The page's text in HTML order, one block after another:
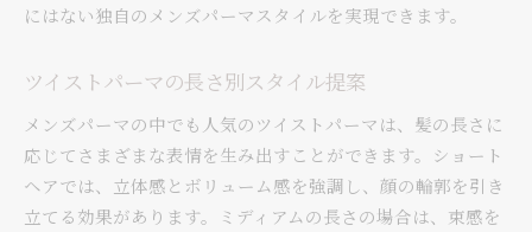
にはない独自のメンズパーマスタイルを実現できます。
ツイストパーマの長さ別スタイル提案
メンズパーマの中でも人気のツイストパーマは、髪の長さに
応じてさまざまな表情を生み出すことができます。ショート
ヘアでは、立体感とボリューム感を強調し、顔の輪郭を引き
立てる効果があります。ミディアムの長さの場合は、束感を